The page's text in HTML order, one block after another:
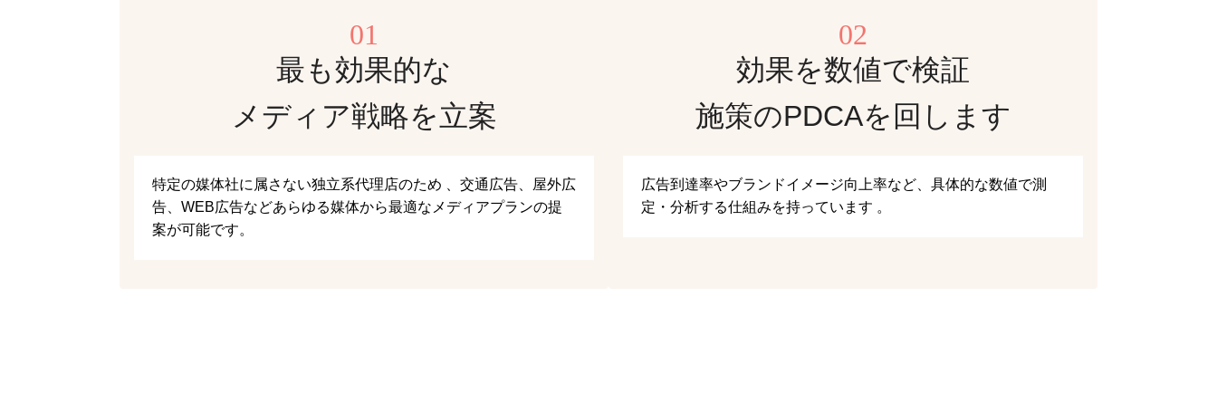
01
最も効果的な
メディア戦略を立案
特定の媒体社に属さない独立系代理店のため 、交通広告、屋外広
告、WEB広告などあらゆる媒体から最適なメディアプランの提
案が可能です。
02
効果を数値で検証
施策のPDCAを回します
広告到達率やブランドイメージ向上率など、具体的な数値で測
定・分析する仕組みを持っています 。